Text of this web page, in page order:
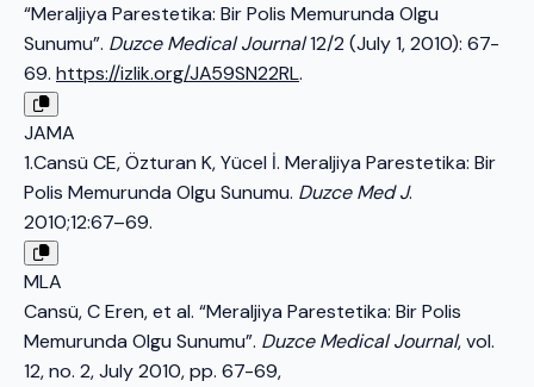
“Meraljiya Parestetika: Bir Polis Memurunda Olgu
Sunumu”. Duzce Medical Journal12/2 (July 1, 2010): 67-
69. https://izlik.org/JA59SN22RL.
JAMA
1.Cansü CE, Özturan K, Yücel İ. Meraljiya Parestetika: Bir
Polis Memurunda Olgu Sunumu. Duzce Med J.
2010;12:67–69.
MLA
Cansü, C Eren, et al. “Meraljiya Parestetika: Bir Polis
Memurunda Olgu Sunumu”. Duzce Medical Journal, vol.
12, no. 2, July 2010, pp. 67-69,